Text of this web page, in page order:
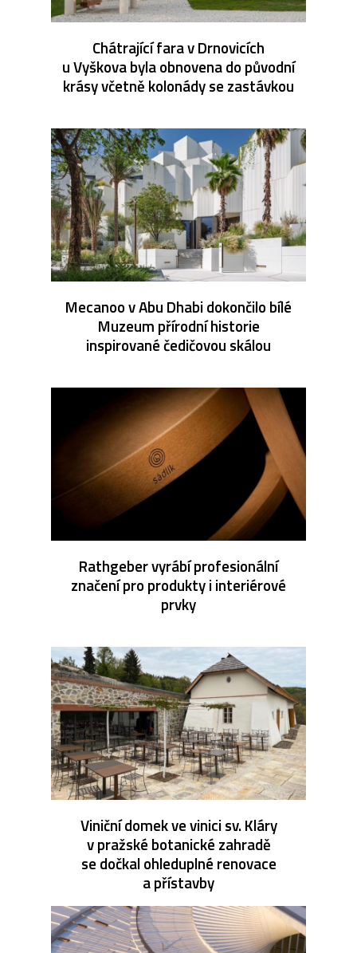
Chátrající fara v Drnovicích
u Vyškova byla obnovena do původní
krásy včetně kolonády se zastávkou
Mecanoo v Abu Dhabi dokončilo bílé
Muzeum přírodní historie
inspirované čedičovou skálou
Rathgeber vyrábí profesionální
značení pro produkty i interiérové
prvky
Viniční domek ve vinici sv. Kláry
v pražské botanické zahradě
se dočkal ohleduplné renovace
a přístavby